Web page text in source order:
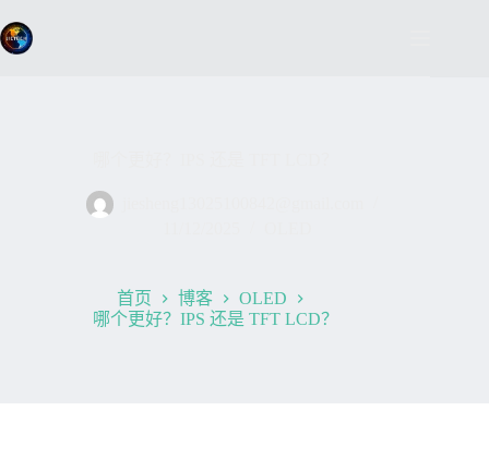
过
内
首页 博客
OLED
哪个更好？IPS 还是 TFT LCD？